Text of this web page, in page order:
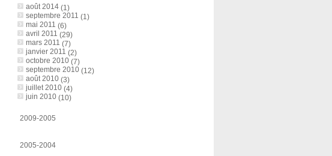
août 2014(1)
septembre 2011 (1)
mai 2011 (6)
avril 2011 (29)
mars 2011 (7)
janvier 2011 (2)
octobre 2010(7)
septembre 2010(12)
août 2010(3)
juillet 2010(4)
juin 2010(10)
2009-2005
2005-2004